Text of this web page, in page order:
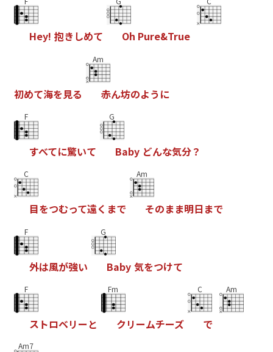
Hey! 抱き しめて Oh Pure&True
初めて海を見る
Am
赤ん坊のよう に
F
すべてに驚いて
G
Baby どんな気分？
C
目をつむって遠く まで
Am
そのまま明日 まで
F
外は風が強い
G
Baby 気をつけて
F
ス トロベリー と
Fm
クリームチーズ
C
で
Am
Am7